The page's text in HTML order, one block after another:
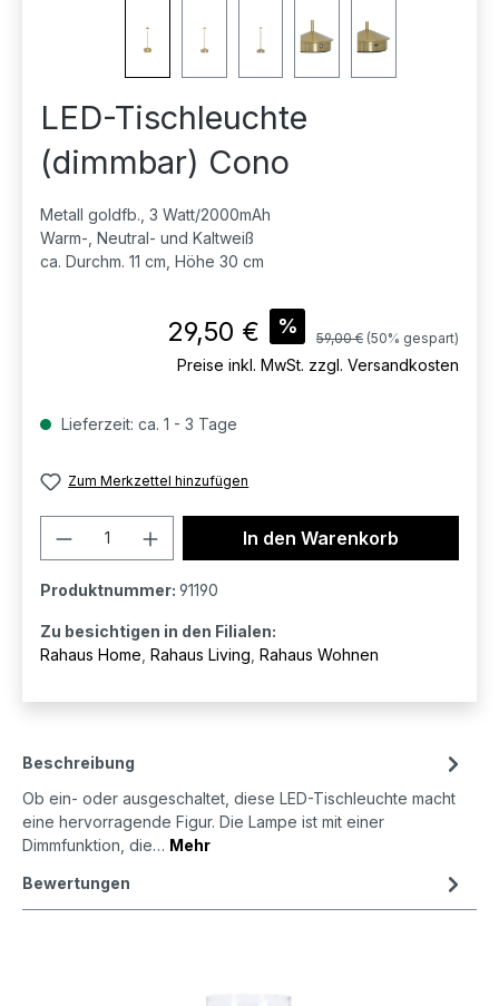
LED-Tischleuchte
(dimmbar) Cono
Metall goldfb., 3 Watt/2000mAh
Warm-, Neutral- und Kaltweiß
ca. Durchm. 11 cm, Höhe 30 cm
Verkaufspreis:
29,50 € % Regulärer Preis:
59,00 € (50% gespart)
Preise inkl. MwSt. zzgl. Versandkosten
Lieferzeit: ca. 1 - 3 Tage
Zum Merkzettel hinzufügen
Produkt Anzahl: Gib den
In den Warenkorb
Produktnummer: 91190
Zu besichtigen in den Filialen:
Rahaus Home Rahaus Living Rahaus Wohnen
Beschreibung
Ob ein- oder ausgeschaltet, diese LED-Tischleuchte macht
eine hervorragende Figur. Die Lampe ist mit einer
Dimmfunktion, die… Mehr
Bewertungen